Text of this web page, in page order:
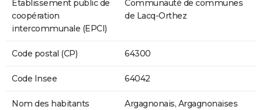
Etablissement public de
coopération
intercommunale (EPCI)
Communauté de communes
de Lacq-Orthez
Code postal (CP) 64300
Code Insee 64042
Nom des habitants
Argagnonais, Argagnonaises